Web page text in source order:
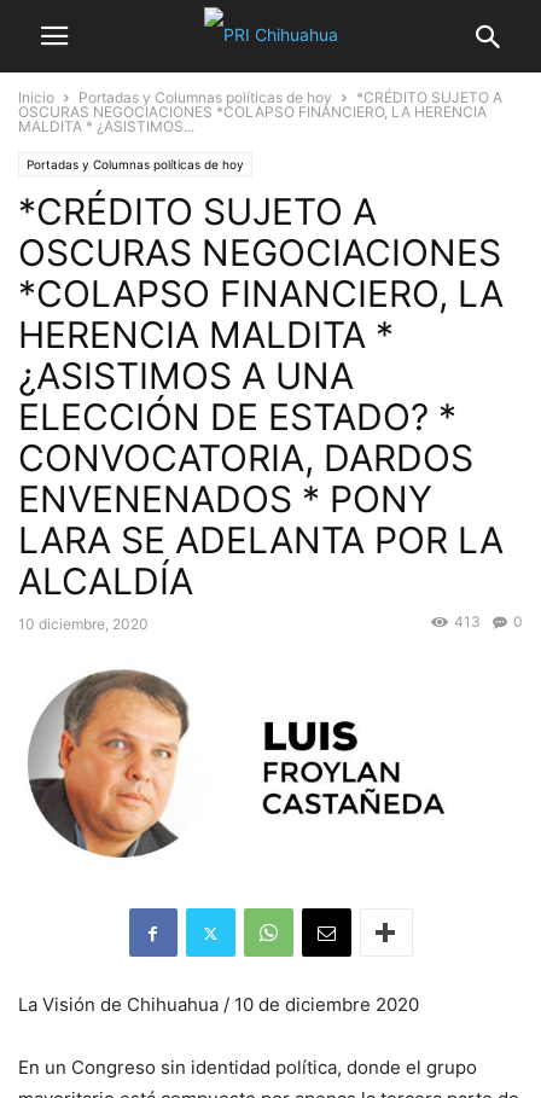
Inicio Portadas y Columnas políticas de hoy
*CRÉDITO SUJETO A
OSCURAS NEGOCIACIONES *COLAPSO FINANCIERO, LA HERENCIA
MALDITA * ¿ASISTIMOS...
Portadas y Columnas políticas de hoy
*CRÉDITO SUJETO A
OSCURAS NEGOCIACIONES
*COLAPSO FINANCIERO, LA
HERENCIA MALDITA *
¿ASISTIMOS A UNA
ELECCIÓN DE ESTADO? *
CONVOCATORIA, DARDOS
ENVENENADOS * PONY
LARA SE ADELANTA POR LA
ALCALDÍA
10 diciembre, 2020 0
413
La Visión de Chihuahua / 10 de diciembre 2020
En un Congreso sin identidad política, donde el grupo